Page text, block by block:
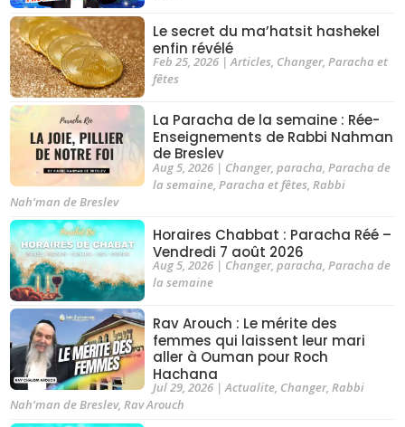
Le secret du ma’hatsit hashekel
enfin révélé
Feb 25, 2026|Articles, Changer, Paracha et
fêtes
La Paracha de la semaine : Rée-
Enseignements de Rabbi Nahman
de Breslev
Aug 5, 2026| Changer, paracha, Paracha de
la semaine, Paracha et fêtes, Rabbi
Nah'man de Breslev
Horaires Chabbat : Paracha Réé –
Vendredi 7 août 2026
Aug 5, 2026| Changer, paracha, Paracha de
la semaine
Rav Arouch : Le mérite des
femmes qui laissent leur mari
aller à Ouman pour Roch
Hachana
Jul 29, 2026|Actualite, Changer, Rabbi
Nah'man de Breslev,Rav Arouch